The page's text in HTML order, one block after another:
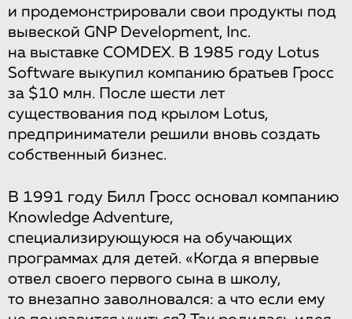
и продемонстрировали свои продукты под
вывеской GNP Development, Inc.
на выставке COMDEX. В 1985 году Lotus
Software выкупил компанию братьев Гросс
за $10 млн. После шести лет
существования под крылом Lotus,
предприниматели решили вновь создать
собственный бизнес.
В 1991 году Билл Гросс основал компанию
Knowledge Adventure,
специализирующуюся на обучающих
программах для детей. «Когда я впервые
отвел своего первого сына в школу,
то внезапно заволновался: а что если ему